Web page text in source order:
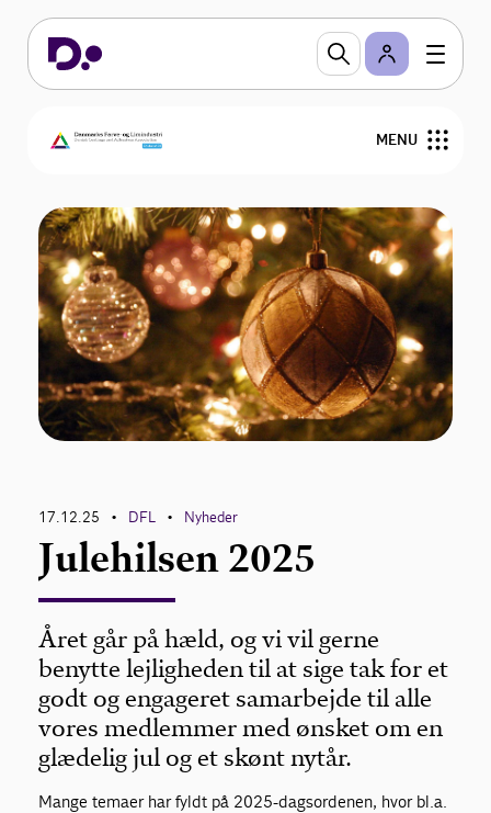
MENU
Om DFL
Regler og viden
Arrangementer
Sektioner
Branchevejledninger
17.12.25 • DFL • Nyheder
Julehilsen 2025
Året går på hæld, og vi vil gerne
benytte lejligheden til at sige tak for et
godt og engageret samarbejde til alle
vores medlemmer med ønsket om en
glædelig jul og et skønt nytår.
Mange temaer har fyldt på 2025-dagsordenen, hvor bl.a.